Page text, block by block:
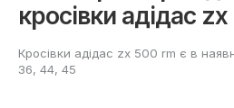
кросівки адідас
Кросівки адідас zx 500 rm є в
36, 44, 45